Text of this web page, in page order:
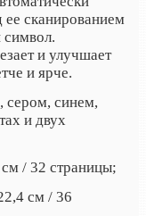
ее сканированием
символ.
и улучшает
и ярче.
сером, синем,
и двух
/ 32 страницы;
см / 36